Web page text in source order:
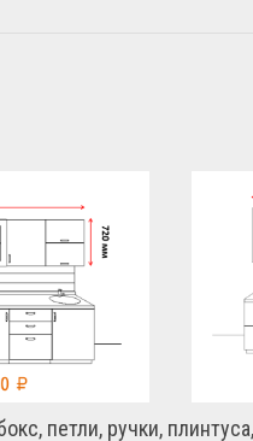
петли, ручки,